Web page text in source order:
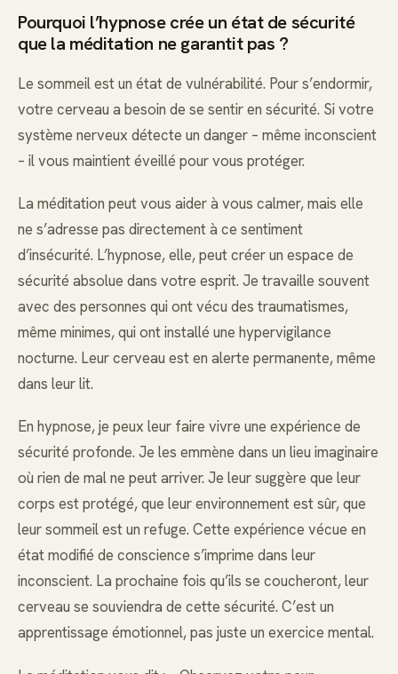
Pourquoi l’hypnose crée un état de sécurité
que la méditation ne garantit pas ?
Le sommeil est un état de vulnérabilité. Pour s’endormir,
votre cerveau a besoin de se sentir en sécurité. Si votre
système nerveux détecte un danger – même inconscient
– il vous maintient éveillé pour vous protéger.
La méditation peut vous aider à vous calmer, mais elle
ne s’adresse pas directement à ce sentiment
d’insécurité. L’hypnose, elle, peut créer un espace de
sécurité absolue dans votre esprit. Je travaille souvent
avec des personnes qui ont vécu des traumatismes,
même minimes, qui ont installé une hypervigilance
nocturne. Leur cerveau est en alerte permanente, même
dans leur lit.
En hypnose, je peux leur faire vivre une expérience de
sécurité profonde. Je les emmène dans un lieu imaginaire
où rien de mal ne peut arriver. Je leur suggère que leur
corps est protégé, que leur environnement est sûr, que
leur sommeil est un refuge. Cette expérience vécue en
état modifié de conscience s’imprime dans leur
inconscient. La prochaine fois qu’ils se coucheront, leur
cerveau se souviendra de cette sécurité. C’est un
apprentissage émotionnel, pas juste un exercice mental.